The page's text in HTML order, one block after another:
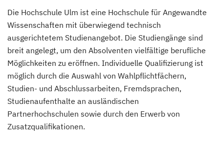
Die Hochschule Ulm ist eine Hochschule für Angewandte
Wissenschaften mit überwiegend technisch
ausgerichtetem Studienangebot. Die Studiengänge sind
breit angelegt, um den Absolventen vielfältige berufliche
Möglichkeiten zu eröffnen. Individuelle Qualifizierung ist
möglich durch die Auswahl von Wahlpflichtfächern,
Studien- und Abschlussarbeiten, Fremdsprachen,
Studienaufenthalte an ausländischen
Partnerhochschulen sowie durch den Erwerb von
Zusatzqualifikationen.